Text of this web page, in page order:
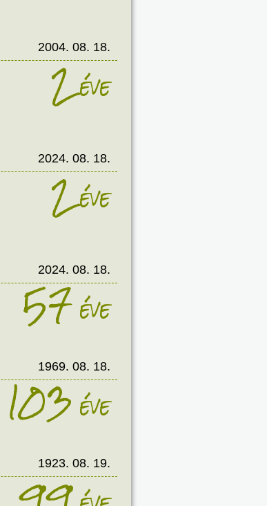
2004. 08. 18.
2éve
2024. 08. 18.
2éve
2024. 08. 18.
57éve
1969. 08. 18.
103éve
1923. 08. 19.